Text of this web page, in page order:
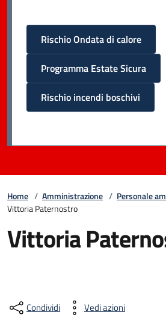
Rischio Ondata di calore
Programma Estate Sicura
Rischio incendi boschivi
Home / Amministrazione / Personale
Vittoria Paternostro
Vittoria
Condividi Vedi azioni